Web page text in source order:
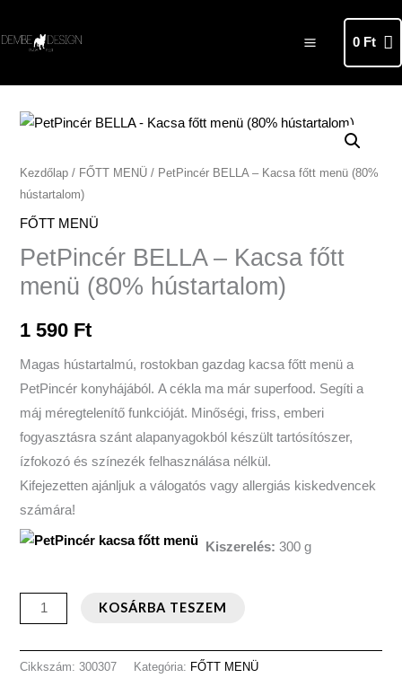
to
MAIN
MENU
0 Ft
Kezdőlap / FŐTT MENÜ / PetPincér BELLA – Kacsa főtt menü (80%
hústartalom)
FŐTT MENÜ
PetPincér BELLA – Kacsa főtt
menü (80% hústartalom)
1 590 Ft
Magas hústartalmú, rostokban gazdag kacsa főtt menü a
PetPincér konyhájából. A cékla ma már superfood. Segíti a
máj méregtelenítő funkcióját. Minőségi, friss, emberi
fogyasztásra szánt alapanyagokból készült tartósítószer,
ízfokozó és színezék felhasználása nélkül.
Kifejezetten ajánljuk a válogatós vagy allergiás kiskedvencek
számára!
Kiszerelés: 300 g
PetPincér
-
Kacsa
főtt
(80%
hústartalom)
KOSÁRBA TESZEM
Cikkszám:300307 Kategória: FŐTT MENÜ